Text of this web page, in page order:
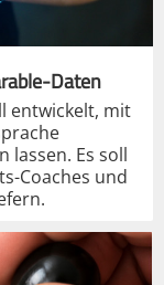
Daten
entwickelt, mit
lassen. Es soll
Coaches und